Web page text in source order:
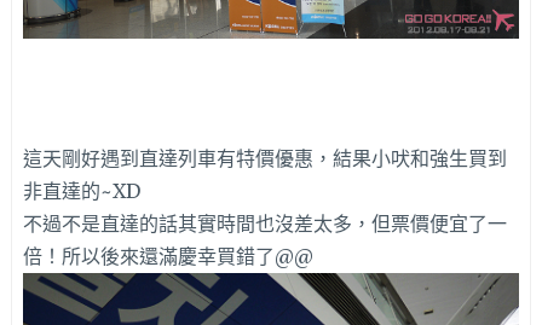
這天剛好遇到直達列車有特價優惠，結果小吠和強生買到
非直達的~XD
不過不是直達的話其實時間也沒差太多，但票價便宜了一
倍！所以後來還滿慶幸買錯了@@